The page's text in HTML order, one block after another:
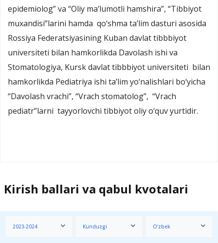
epidemiolog” va “Oliy ma’lumotli hamshira”, “Tibbiyot
muxandisi”larini hamda qo‘shma ta’lim dasturi asosida
Rossiya Federatsiyasining Kuban davlat tibbbiyot
universiteti bilan hamkorlikda Davolash ishi va
Stomatologiya, Kursk davlat tibbbiyot universiteti bilan
hamkorlikda Pediatriya ishi ta’lim yo‘nalishlari bo‘yicha
“Davolash vrachi”, “Vrach stomatolog”, “Vrach
pediatr”larni tayyorlovchi tibbiyot oliy o‘quv yurtidir.
Kirish ballari va qabul kvotalari
2023-2024 Kunduzgi O‘zbek